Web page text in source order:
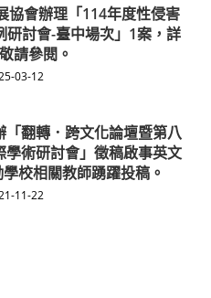
協會辦理「114年度性侵害
研討會-臺中場次」1案，詳
請參閱。
03-12
翻轉．跨文化論壇暨第八
術研討會」徵稿啟事英文
校相關教師踴躍投稿。
11-22